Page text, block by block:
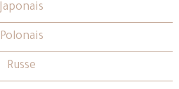
Japonais
Polonais
Russe